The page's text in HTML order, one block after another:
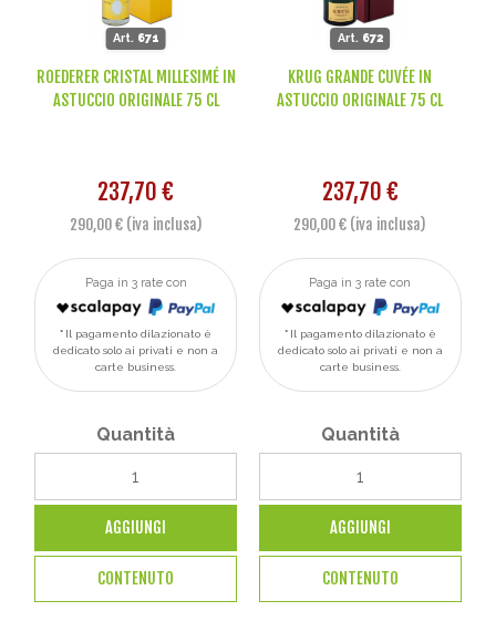
Art. 671
ROEDERER CRISTAL MILLESIMÉ IN
ASTUCCIO ORIGINALE 75 CL
237,70 €
290,00 € (iva inclusa)
Paga in 3 rate con
Il pagamento dilazionato è
dedicato solo ai privati e non a
carte business.
Quantità
AGGIUNGI
CONTENUTO
Art. 672
KRUG GRANDE CUVÉE IN
ASTUCCIO ORIGINALE 75 CL
237,70 €
290,00 € (iva inclusa)
Paga in 3 rate con
Il pagamento dilazionato è
dedicato solo ai privati e non a
carte business.
Quantità
AGGIUNGI
CONTENUTO